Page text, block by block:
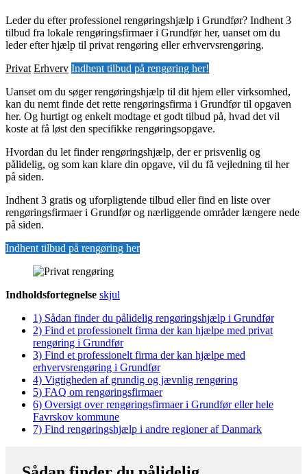
Leder du efter professionel rengøringshjælp i Grundfør? Indhent 3
tilbud fra lokale rengøringsfirmaer i Grundfør her, uanset om du
leder efter hjælp til privat rengøring eller erhvervsrengøring.
Privat Erhverv Indhent tilbud på rengøring her!
Uanset om du søger rengøringshjælp til dit hjem eller virksomhed,
kan du nemt finde det rette rengøringsfirma i Grundfør til opgaven
her. Og hurtigt og enkelt modtage et godt tilbud på, hvad det vil
koste at få løst den specifikke rengøringsopgave.
Hvordan du let finder rengøringshjælp, der er prisvenlig og
pålidelig, og som kan klare din opgave, vil du få vejledning til her
på siden.
Indhent 3 gratis og uforpligtende tilbud eller find en liste over
rengøringsfirmaer i Grundfør og nærliggende områder længere nede
på siden.
Indhent tilbud på rengøring her
Indholdsfortegnelse skjul
1) Sådan finder du pålidelig rengøringshjælp i Grundfør
2) Find et professionelt firma der kan hjælpe med privat
rengøring i Grundfør
3) Find et professionelt firma der kan hjælpe med
erhvervsrengøring i Grundfør
4) Vigtigheden af grundig og jævnlig rengøring
5) FAQ om rengøringsfirmaer
6) Oversigt over rengøringsfirmaer i Grundfør eller hele
Favrskov kommune
7) Find rengøringshjælp i andre regioner af Danmark